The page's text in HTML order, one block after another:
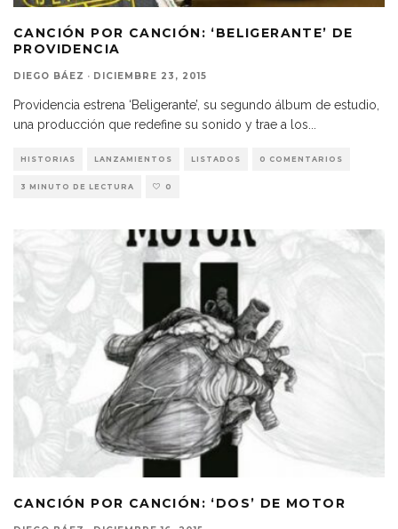
CANCIÓN POR CANCIÓN: ‘BELIGERANTE’ DE
PROVIDENCIA
DIEGO BÁEZ · DICIEMBRE 23, 2015
Providencia estrena ‘Beligerante’, su segundo álbum de estudio,
una producción que redefine su sonido y trae a los...
HISTORIAS LANZAMIENTOS LISTADOS 0 COMENTARIOS
3 MINUTO DE LECTURA 0
CANCIÓN POR CANCIÓN: ‘DOS’ DE MOTOR